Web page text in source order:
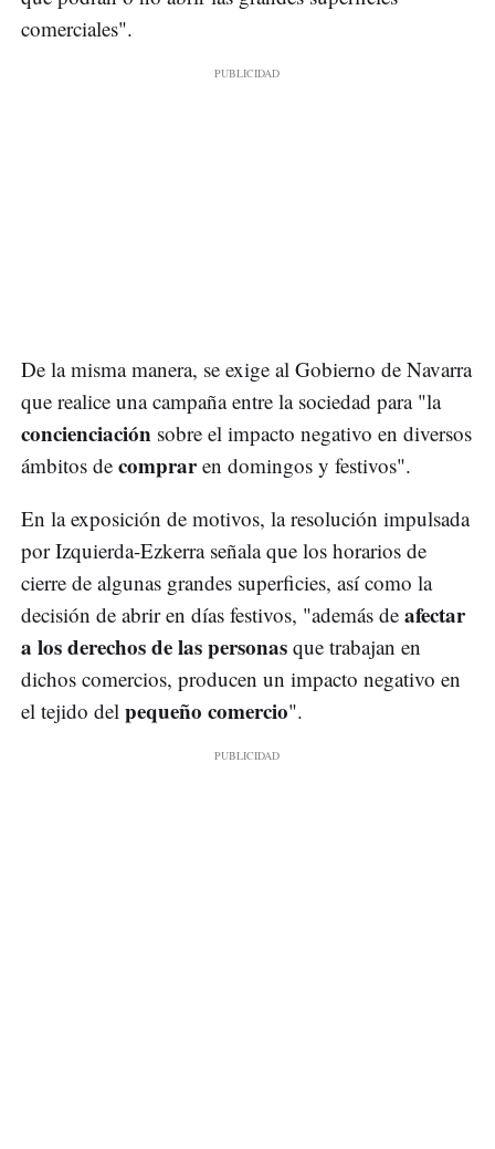
comerciales".
De la misma manera, se exige al Gobierno de Navarra
que realice una campaña entre la sociedad para "la
concienciación sobre el impacto negativo en diversos
ámbitos de compraren domingos y festivos".
En la exposición de motivos, la resolución impulsada
por Izquierda-Ezkerra señala que los horarios de
cierre de algunas grandes superficies, así como la
decisión de abrir en días festivos, "además de afectar
a los derechos de las personas que trabajan en
dichos comercios, producen un impacto negativo en
el tejido del pequeño comercio".